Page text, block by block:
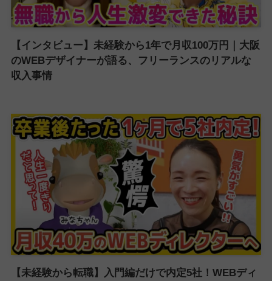
【インタビュー】未経験から1年で月収100万円｜大阪
のWEBデザイナーが語る、フリーランスのリアルな
収入事情
【未経験から転職】入門編だけで内定5社！WEBディ